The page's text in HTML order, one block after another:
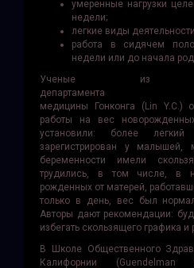
умеренные нагрузки
недели;
легкие виды
работа в сидячем
недели или до начала
Ученые из
департамента
медицины Гонконга (Lin Y.C.)
работы на вес
установили: более
зарегистрирован у
беременности имели
трудились, в том числе, в
рожденных от матерей,
только в день, вес был
Авторы дают рекомендации:
избегать скользящего графика
В Школе Общественного
Калифорнии